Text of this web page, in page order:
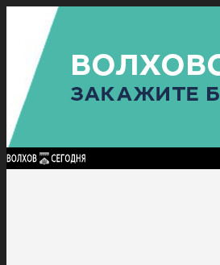
Найти:
ГЛАВНАЯ ПОЛИТИКАПРОИСШЕСТВИЯ
ПОЛИТИКА
КУЛЬТУРА
ПОСЕЛЕНИЯ